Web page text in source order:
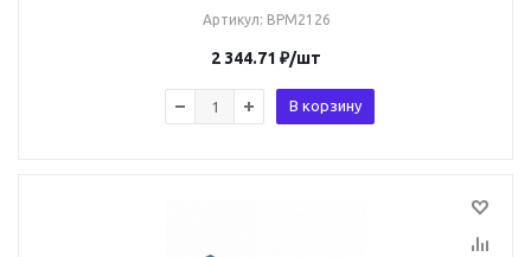
Артикул: BPM2126
2 344.71 ₽/шт
В корзину